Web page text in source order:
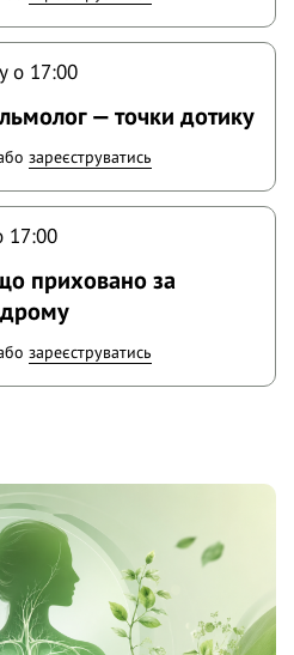
o 17:00
— точки дотику
зареєструватись
17:00
приховано за
зареєструватись